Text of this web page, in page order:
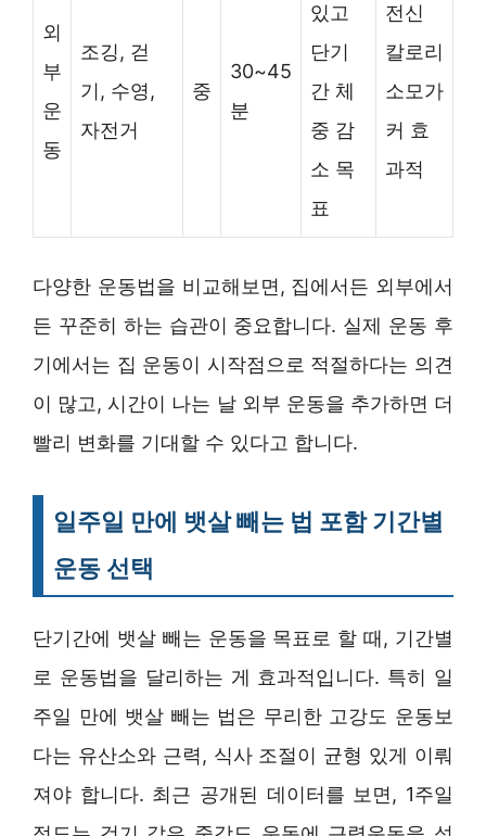
외
부
운
동
조깅, 걷
기, 수영,
자전거
중
30~45
분
있고
단기
간 체
중 감
소 목
표
전신
칼로리
소모가
커 효
과적
다양한 운동법을 비교해보면, 집에서든 외부에서
든 꾸준히 하는 습관이 중요합니다. 실제 운동 후
기에서는 집 운동이 시작점으로 적절하다는 의견
이 많고, 시간이 나는 날 외부 운동을 추가하면 더
빨리 변화를 기대할 수 있다고 합니다.
일주일 만에 뱃살 빼는 법 포함 기간별
운동 선택
단기간에 뱃살 빼는 운동을 목표로 할 때, 기간별
로 운동법을 달리하는 게 효과적입니다. 특히 일
주일 만에 뱃살 빼는 법은 무리한 고강도 운동보
다는 유산소와 근력, 식사 조절이 균형 있게 이뤄
져야 합니다. 최근 공개된 데이터를 보면, 1주일